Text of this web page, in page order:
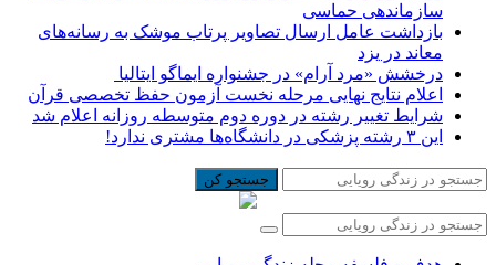
سازماندهی حماسی
بازداشت عامل ارسال تصاویر پرتاب موشک به رسانه‌های
معاند در یزد
درخشش «مرد آرام» در جشنواره ایماگو ایتالیا
اعلام نتایج نهایی مرحله نخست آزمون حفظ تخصصی قرآن
شرایط تغییر رشته در دوره دوم متوسطه روزانه اعلام شد
این ۳ رشته پزشکی در دانشگاه‌ها مشتری ندارد!
جستجو کن